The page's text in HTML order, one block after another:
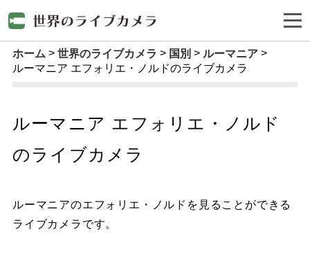
ホーム 世界のライブカメラ 国別
ルーマニア
ルーマニア エフォリエ・ノルドのライブカメラ
ルーマニア エフォリエ・ノルド
のライブカメラ
ルーマニアのエフォリエ・ノルドを見ることができる
ライブカメラです。